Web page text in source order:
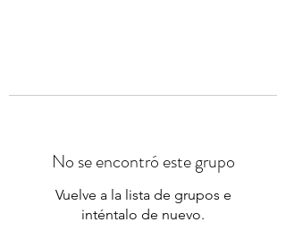
No se encontró este grupo
Vuelve a la lista de grupos e
inténtalo de nuevo.